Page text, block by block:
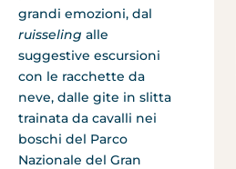
grandi emozioni, dal
ruisseling alle
suggestive escursioni
con le racchette da
neve, dalle gite in slitta
trainata da cavalli nei
boschi del Parco
Nazionale del Gran